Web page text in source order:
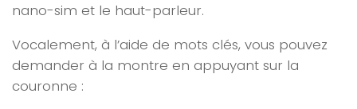
nano-sim et le haut-parleur.
Vocalement, à l’aide de mots clés, vous pouvez
demander à la montre en appuyant sur la
couronne :